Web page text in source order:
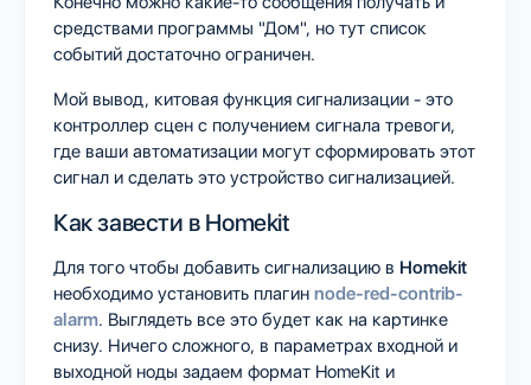
средствами программы "Дом", но тут список
событий достаточно ограничен.
Мой вывод, китовая функция сигнализации - это
контроллер сцен с получением сигнала тревоги,
где ваши автоматизации могут сформировать этот
сигнал и сделать это устройство сигнализацией.
Как завести в Homekit
Для того чтобы добавить сигнализацию в Homekit
необходимо установить плагин node-red-contrib-
alarm. Выглядеть все это будет как на картинке
снизу. Ничего сложного, в параметрах входной и
выходной ноды задаем формат HomeKit и